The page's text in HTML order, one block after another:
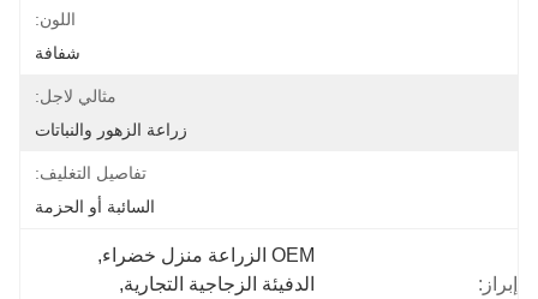
اللون:
شفافة
مثالي لاجل:
زراعة الزهور والنباتات
تفاصيل التغليف:
السائبة أو الحزمة
إبراز:
OEM الزراعة منزل خضراء
,
الدفيئة الزجاجية التجارية,